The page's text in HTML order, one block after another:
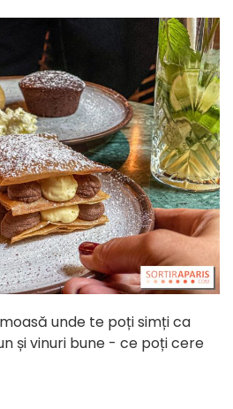
unde te poți simți ca
și vinuri bune - ce poți cere